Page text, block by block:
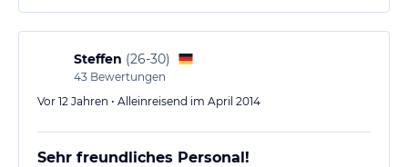
gemacht.
aus meiner Sicht, durchaus eine Empfehlung - weiter
Steffen (26-30)
43 Bewertungen
Vor 12 Jahren • Alleinreisend im April 2014
Sehr freundliches Personal!